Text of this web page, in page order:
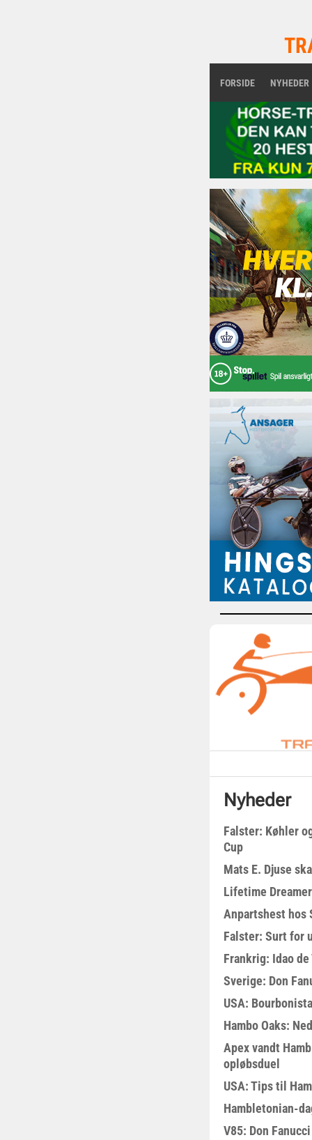
FORSIDE NYHEDER
Nyheder
Falster: Køhler
Cup
Mats E. Djuse
Lifetime
Anpartshest hos
Falster: Surt for
Frankrig: Idao
Sverige: Don
USA:
Hambo Oaks:
Apex vandt
opløbsduel
USA: Tips til
Hambletonian-
V85: Don